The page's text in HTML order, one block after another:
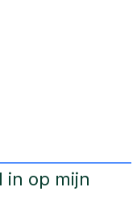
in op mijn